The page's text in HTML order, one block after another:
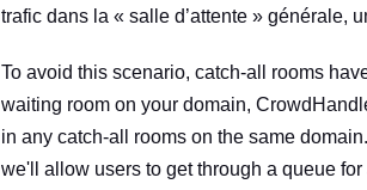
trafic dans la « salle d’attente » générale,
To avoid this scenario, catch-all rooms
waiting room on your domain,
in any catch-all rooms on the same
we'll allow users to get through a queue